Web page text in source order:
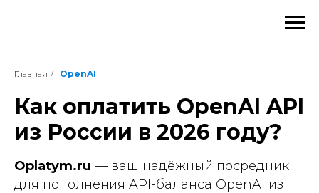
Главная / OpenAI
Как оплатить OpenAI API
из России в 2026 году?
Oplatym.ru — ваш надёжный посредник
для пополнения API-баланса OpenAI из